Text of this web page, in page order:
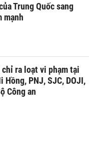
Trung Quốc sang
mạnh
ra loạt vi phạm tại
Hồng, PNJ, SJC, DOJI,
Công an